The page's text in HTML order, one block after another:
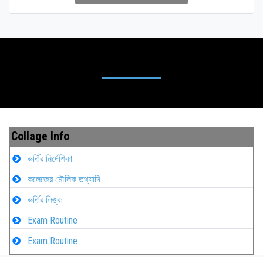
Collage Info
ভর্তির নির্দেশিকা
কলেজের মৌলিক তথ্যাদি
ভর্তির লিঙ্ক
Exam Routine
Exam Routine